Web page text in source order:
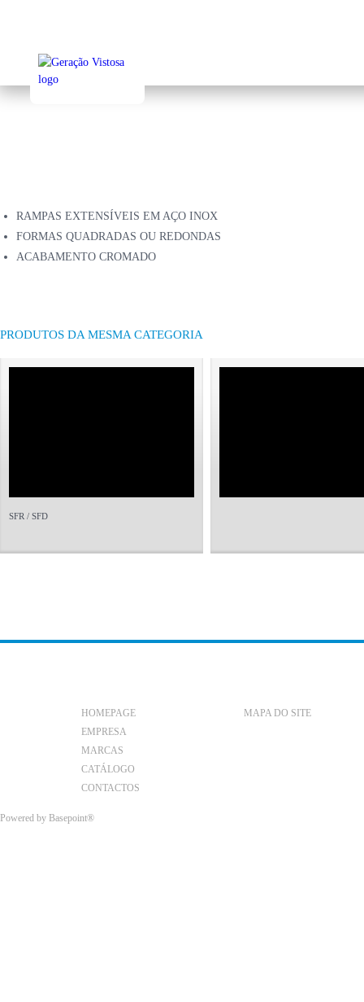
RAMPAS EXTENSÍVEIS EM AÇO INOX
FORMAS QUADRADAS OU REDONDAS
ACABAMENTO CROMADO
PRODUTOS DA MESMA CATEGORIA
SFR / SFD
HOMEPAGE
EMPRESA
MARCAS
CATÁLOGO
CONTACTOS
MAPA DO SITE
Powered by Basepoint®